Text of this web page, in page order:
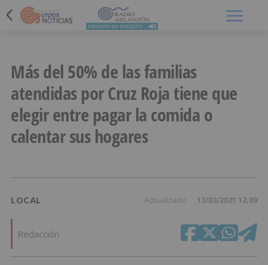
Más del 50% de las familias
atendidas por Cruz Roja tiene que
elegir entre pagar la comida o
calentar sus hogares
LOCAL Actualizado 13/02/2021 12:09
Redacción